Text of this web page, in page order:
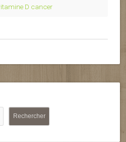
D cancer
Rechercher